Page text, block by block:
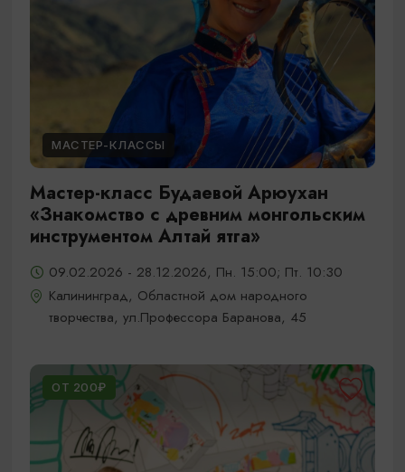
МАСТЕР-КЛАССЫ
Мастер-класс Будаевой Арюухан
«Знакомство с древним монгольским
инструментом Алтай ятга»
09.02.2026 - 28.12.2026, Пн. 15:00; Пт. 10:30
Калининград, Областной дом народного
творчества, ул.Профессора Баранова, 45
ОТ 200₽